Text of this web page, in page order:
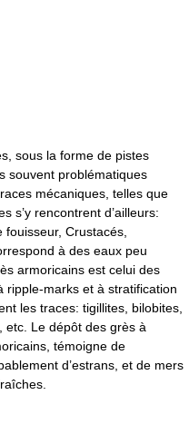
sous la forme de pistes
souvent problématiques
mécaniques, telles que
s’y rencontrent d’ailleurs:
Crustacés,
à des eaux peu
armoricains est celui des
ripple-marks et à stratification
les traces: tigillites, bilobites,
, etc. Le dépôt des grès à
témoigne de
d’estrans, et de mers